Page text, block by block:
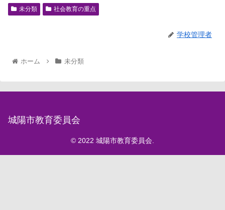
未分類 社会教育の重点
学校管理者
ホーム 未分類
城陽市教育委員会
© 2022 城陽市教育委員会.